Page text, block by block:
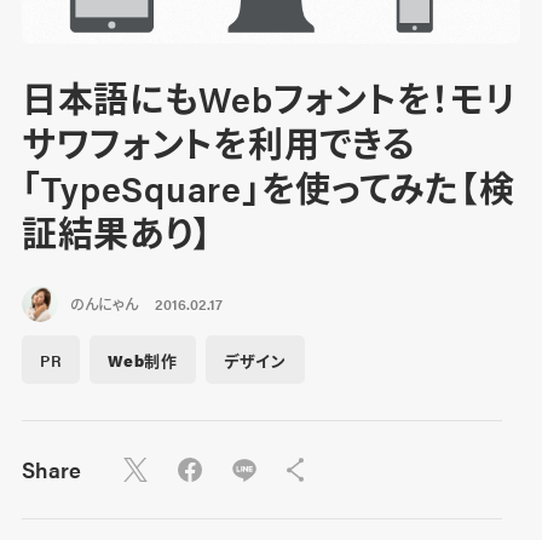
日本語にもWebフォントを！モリ
サワフォントを利用できる
「TypeSquare」を使ってみた【検
証結果あり】
のんにゃん 2016.02.17
PR Web制作 デザイン
Share